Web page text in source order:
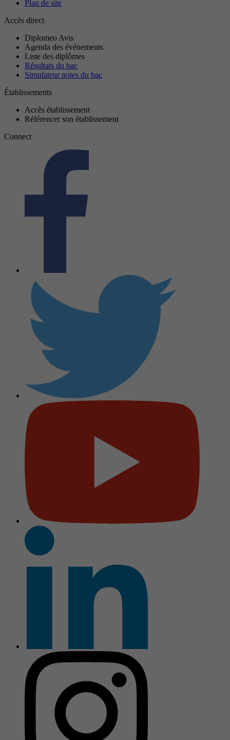
Plan de site
Accès direct
Diplomeo Avis
Agenda des événements
Liste des diplômes
Résultats du bac
Simulateur notes du bac
Établissements
Accès établissement
Référencer son établissement
Connect